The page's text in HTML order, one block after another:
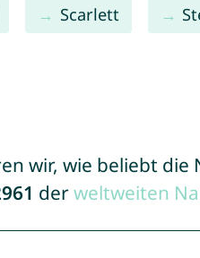
Scarlett
wir, wie beliebt
derweltweiten